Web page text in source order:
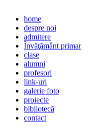
home
despre noi
admitere
Învăţământ primar
clase
alumni
profesori
link-uri
galerie foto
proiecte
bibliotecă
contact